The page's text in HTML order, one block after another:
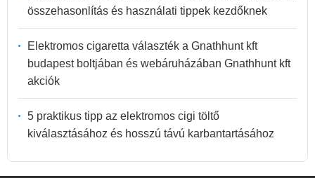
összehasonlítás és használati tippek kezdőknek
Elektromos cigaretta választék a Gnathhunt kft
budapest boltjában és webáruházában Gnathhunt kft
akciók
5 praktikus tipp az elektromos cigi töltő
kiválasztásához és hosszú távú karbantartásához